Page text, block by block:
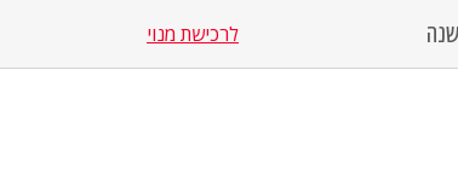
לרכישת מנוי